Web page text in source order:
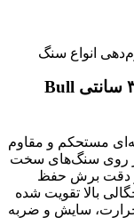
انواع سنگ
طراحی و ساختار ابزار زن تخت شیار ۳ سانتی‌ Bull
۳ سانتی‌ از بدنه‌ای مستحکم و مقاوم
روی سنگ‌های سخت
و دقت برش حفظ
بالا تقویت شده
حرارت، سایش و ضربه